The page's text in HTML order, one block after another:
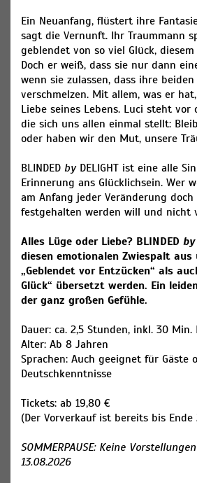
Ein Neuanfang, flüstert ihre
sagt die Vernunft. Ihr Traummann
geblendet von so viel Glück,
Doch er weiß, dass sie nur dann
wenn sie zulassen, dass ihre
verschmelzen. Mit allem, was er
Liebe seines Lebens. Luci steht vor
die sich uns allen einmal stellt:
oder haben wir den Mut, unsere
BLINDED by DELIGHT ist eine alle
Erinnerung ans Glücklichsein. Wer
am Anfang jeder Veränderung
festgehalten werden will und nicht
Alles Lüge oder Liebe? BLINDED by
diesen emotionalen Zwiespalt
„Geblendet vor Entzücken“ als
Glück“ übersetzt werden. Ein
der ganz großen Gefühle.
Dauer: ca. 2,5 Stunden, inkl. 30 Min.
Alter: Ab 8 Jahren
Sprachen: Auch geeignet für Gäste
Deutschkenntnisse
Tickets: ab 19,80 €
(Der Vorverkauf ist bereits bis
SOMMERPAUSE: Keine
13.08.2026